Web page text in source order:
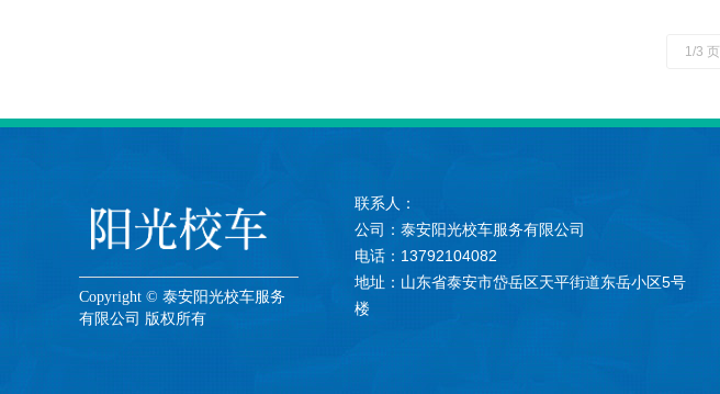
1/3 页
Copyright © 泰安阳光校车服务
有限公司 版权所有
联系人：
公司：泰安阳光校车服务有限公司
电话：13792104082
地址：山东省泰安市岱岳区天平街道东岳小区5号
楼